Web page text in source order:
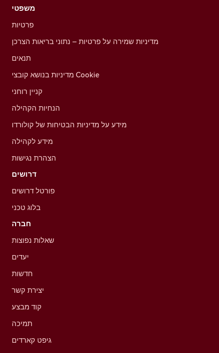
משפטי
פרטיות
מדיניות שמירה על פרטיות – נתוני בריאות הצרכן
תנאים
מדיניות בנושא קובצי Cookie
קניין רוחני
הנחיות הקהילה
מידע על מדיניות הבטיחות של קולורדו
מידע לקהילה
הצהרת נגישות
דרושים
פורטל דרושים
בלוג טכני
חברה
שאלות נפוצות
יעדים
חדשות
יצירת קשר
קוד מבצע
תמיכה
גיפט קארדים